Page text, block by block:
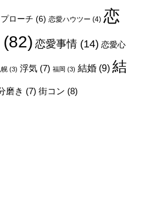
ローチ (6) 恋愛ハウツー (4) 恋
(82) 恋愛事情(14) 恋愛心
幌(3) 浮気(7) 福岡 (3) 結婚(9) 結
磨き (7) 街コン (8)